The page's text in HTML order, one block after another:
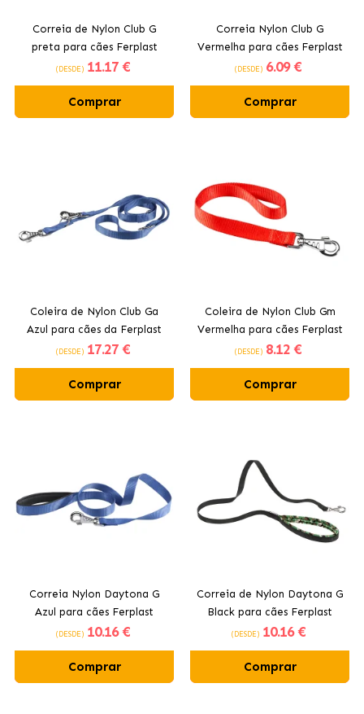
Correia de Nylon Club G
preta para cães Ferplast
(DESDE) 11.17 €
Comprar
Correia Nylon Club G
Vermelha para cães Ferplast
(DESDE) 6.09 €
Comprar
Coleira de Nylon Club Ga
Azul para cães da Ferplast
(DESDE) 17.27 €
Comprar
Coleira de Nylon Club Gm
Vermelha para cães Ferplast
(DESDE) 8.12 €
Comprar
Correia Nylon Daytona G
Azul para cães Ferplast
(DESDE) 10.16 €
Comprar
Correia de Nylon Daytona G
Black para cães Ferplast
(DESDE) 10.16 €
Comprar